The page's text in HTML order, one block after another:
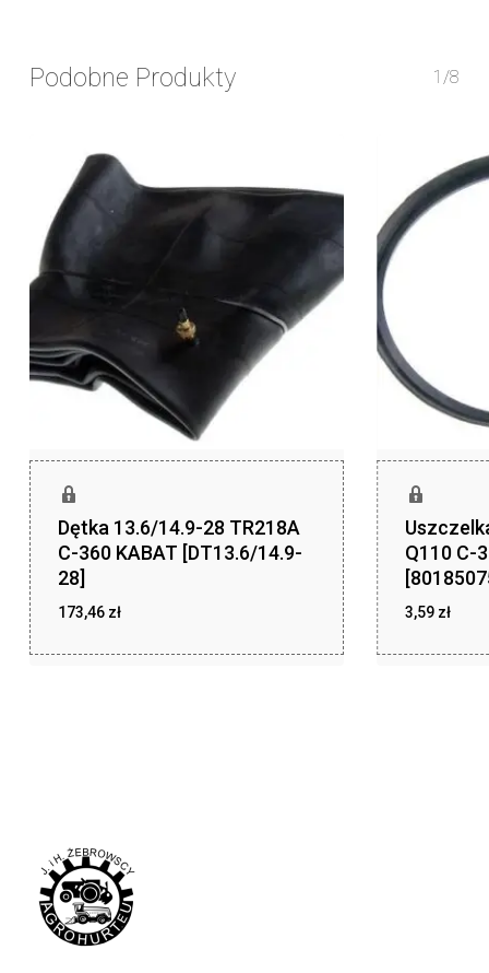
Podobne Produkty 1/8
Dętka 13.6/14.9-28 TR218A
C-360 KABAT [DT13.6/14.9-
28]
173,46 zł
Q110 C-
3,59 zł